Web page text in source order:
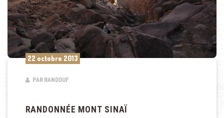
22 octobre 2013
PAR RANDOUF
RANDONNÉE MONT SINAÏ